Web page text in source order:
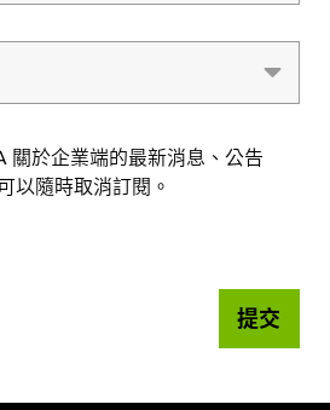
關於企業端的最新消息、公告
以隨時取消訂閱。
提交